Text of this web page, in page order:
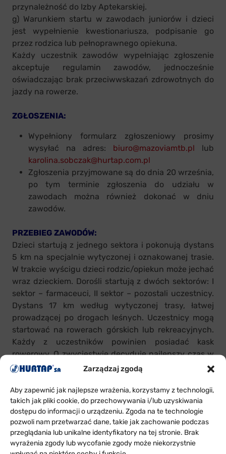
Zarządzaj zgodą
Aby zapewnić jak najlepsze wrażenia, korzystamy z technologii,
takich jak pliki cookie, do przechowywania i/lub uzyskiwania
dostępu do informacji o urządzeniu. Zgoda na te technologie
pozwoli nam przetwarzać dane, takie jak zachowanie podczas
przeglądania lub unikalne identyfikatory na tej stronie. Brak
wyrażenia zgody lub wycofanie zgody może niekorzystnie
przynależność do Izby Aptekarskiej.
g) Warunkiem startu w zawodach juniorów i dzieci
jest wypełnienie kwestionariusza, podpisanie go
przez rodzica lub pełnoprawnego opiekuna.
Każdy uczestnik zawodów wypełniając zgłoszenie
akceptuje regulamin zawodów, jednocześnie
oświadczając brak przeciwwskazań zdrowotnych do
jazdy na rowerze.
ZGŁOSZENIA:
Wypełniony formularz zgłoszeniowy prosimy
wysyłać na adres: biuro@mazoviamtb.pl lub
karolina.sobczak@hurtap.com.pl
Zgłoszenia przyjmowane są do dnia 20 września,
po tym terminie zgłoszenia do udziału w
zawodach można również dokonać w dniu
zawodów.
PRZEBIEG ZAWODÓW:
Dzieci startują z jednego sektora i pokonują dystans
5 km na specjalnie wytyczonej i oznakowanej trasie.
W trakcie wyścigu dzieci rodzic/opiekun może jechać
wraz dzieckiem. Dorośli startują z dwóch sektorów: I
sektor – farmaceuci, II sektor – pozostali uczestnicy.
Dystans 17 km według wytyczonej trasy, łatwej
prowadzącej po drogach leśnych. Uczestnicy mogą
startować na rowerach górskich lub rekreacyjnych.
Każdy z uczestników powinien posiadać kask
rowerowy. O zwycięstwie decyduje najlepszy czas w
danej kategorii wiekowej z podziałem na kobiety i
jest jednocześnie rozpoczęciem pomiaru czasu.
NAGRODY:
W każdej kategorii wiekowej za zajęcie miejsca I,
II, III przewidziane są puchary, dyplomy i medale.